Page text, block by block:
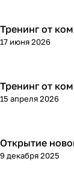
Тренинг от
17 июня 2026
Тренинг от
15 апреля 2026
Открытие
9 декабря 2025